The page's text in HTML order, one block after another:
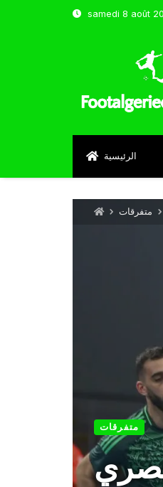
samedi 8 août
مع المنتخب و شباب قسنطينة
الرئيسية
متفرقات
متفرقات